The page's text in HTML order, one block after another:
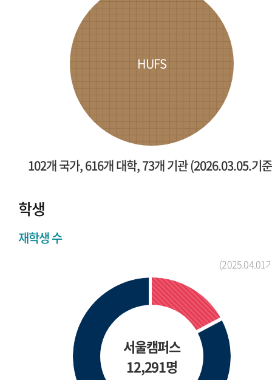
HUFS
102개 국가, 616개 대학, 73개 기관 (2026.03.05.기
학생
재학생 수
(2025.04.01
서울캠퍼스
12,291명